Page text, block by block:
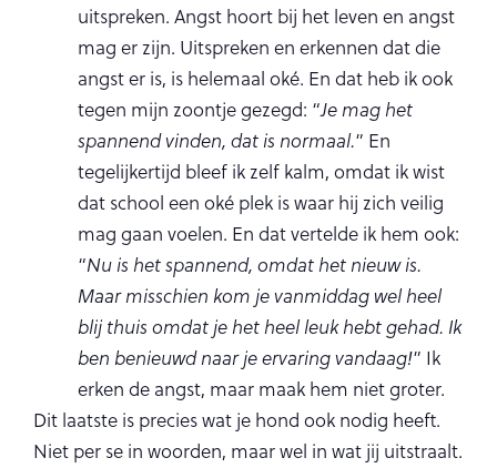
uitspreken. Angst hoort bij het leven en angst
mag er zijn. Uitspreken en erkennen dat die
angst er is, is helemaal oké. En dat heb ik ook
tegen mijn zoontje gezegd: “Je mag het
spannend vinden, dat is normaal.” En
tegelijkertijd bleef ik zelf kalm, omdat ik wist
dat school een oké plek is waar hij zich veilig
mag gaan voelen. En dat vertelde ik hem ook:
“Nu is het spannend, omdat het nieuw is.
Maar misschien kom je vanmiddag wel heel
blij thuis omdat je het heel leuk hebt gehad. Ik
ben benieuwd naar je ervaring vandaag!” Ik
erken de angst, maar maak hem niet groter.
Dit laatste is precies wat je hond ook nodig heeft.
Niet per se in woorden, maar wel in wat jij uitstraalt.